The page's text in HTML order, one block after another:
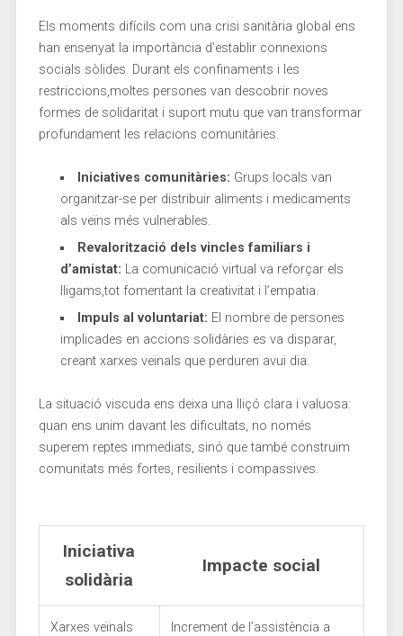
Els ⁣moments difícils com una crisi sanitària global​ ens
han ensenyat la importància d’establir connexions
socials ⁢sòlides. Durant els confinaments i les
restriccions,moltes persones ⁤van ​descobrir noves
formes de ‍solidaritat i ​suport mutu ⁢que van transformar
profundament les relacions comunitàries.
Iniciatives comunitàries: ⁤Grups locals van
organitzar-se per ⁣distribuir aliments i medicaments‍
als veïns més vulnerables.
Revalorització ⁣dels vincles ⁣familiars i
d’amistat: La comunicació virtual va reforçar els
⁤lligams,tot fomentant la creativitat i l’empatia.
Impuls al voluntariat: El​ nombre de persones
implicades en accions ‍solidàries es va disparar,⁤
creant xarxes veïnals que perduren avui dia.
La situació viscuda ens deixa una lliçó clara i ⁢valuosa:
⁤quan ens⁢ unim ⁤davant les dificultats, no només
superem ⁤reptes immediats, sinó que també‌ construïm
comunitats més fortes, resilients i compassives.
Iniciativa
solidària
Impacte social
Xarxes veïnals
Increment⁤ de l’assistència a